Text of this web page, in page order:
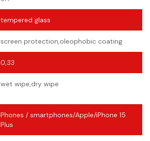
tempered glass
screen protection,oleophobic coating
0,33
wet wipe,dry wipe
Phones / smartphones/Apple/iPhone 15
Plus